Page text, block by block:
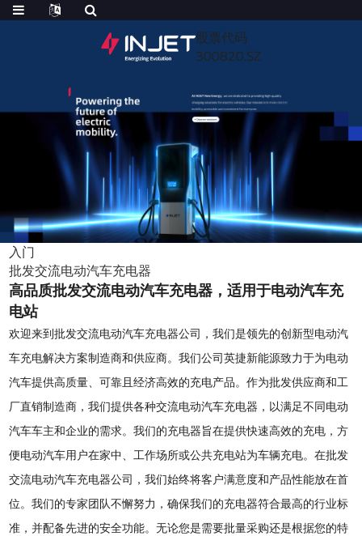
股票代码
300820.SZ
入门
批发交流电动汽车充电器
高品质批发交流电动汽车充电器，适用于电动汽车充
电站
欢迎来到批发交流电动汽车充电器公司，我们是领先的创新型电动汽
车充电解决方案制造商和供应商。我们公司英捷新能源致力于为电动
汽车提供高质量、可靠且经济高效的充电产品。作为批发供应商和工
厂直销制造商，我们提供各种交流电动汽车充电器，以满足不同电动
汽车车主和企业的需求。我们的充电器旨在提供快速高效的充电，方
便电动汽车用户在家中、工作场所或公共充电站为车辆充电。在批发
交流电动汽车充电器公司，我们始终将客户满意度和产品性能放在首
位。我们的专家团队不懈努力，确保我们的充电器符合最高的行业标
准，并配备先进的安全功能。无论您是需要批量采购还是根据您的特